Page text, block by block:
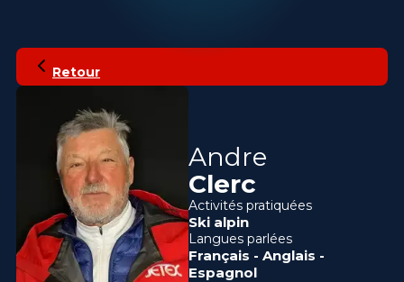
Retour
Andre
Clerc
Activités pratiquées
Ski alpin
Langues parlées
Français -Anglais -
Espagnol